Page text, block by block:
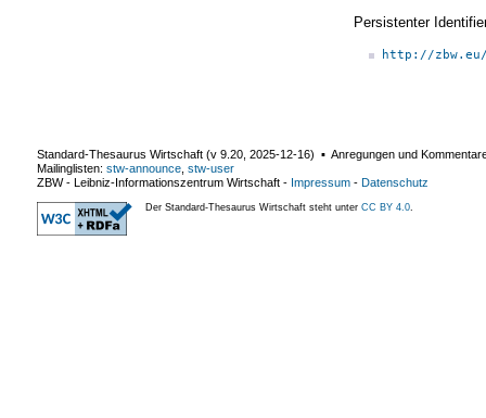
Persistenter
http://
Standard-Thesaurus Wirtschaft (v 9.20 2025-12-16) ▪ Anregungen und
Mailinglisten: stw-announce stw-user
ZBW - Leibniz-Informationszentrum Wirtschaft - Impressum - Datenschutz
Der Standard-Thesaurus Wirtschaft steht unter CC BY 4.0